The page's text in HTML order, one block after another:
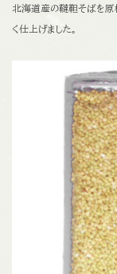
北海道産の韃靼そばを原
く仕上げました。